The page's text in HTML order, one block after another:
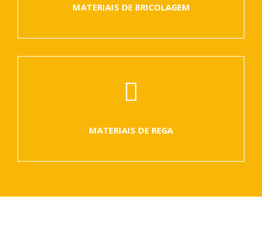
MATERIAIS DE BRICOLAGEM
MATERIAIS DE REGA